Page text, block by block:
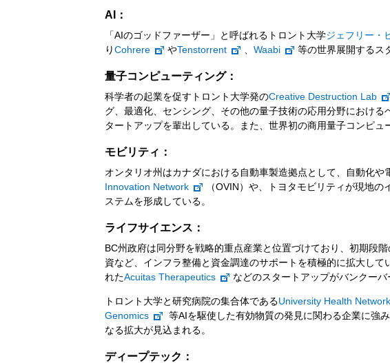
AI：
「AIのゴッドファーザー」と呼ばれるトロント大学ジェフリー・
りCohrere やTenstorrent Waabi 等の世界展開するス
量子コンピューティング：
科学者の起業を促すトロント大学発のCreative Destruction Lab
グ、最適化、センシング、その他の量子技術の応用分野におけ
タートアップを輩出している。また、世界初の商用量子コンピュ
モビリティ：
オンタリオ州はカナダにおける自動車製造拠点として、自動化
Innovation Network
（OVIN）や、トヨタモビリティが現地
ステムを形成している。
ライフサイエンス：
BC州政府は同分野を戦略的重点産業と位置づけており、初期段
資など、インフラ整備と資金調達のサポートを積極的に拡大して
れたAcuitas Therapeutics などのスタートアップがバンクーバ
トロント大学と研究病院の集合体であるUniversity Health Network
Genomics
等AIを駆使した有効物質の発見に関わる企業に強
なる拡大が見込まれる。
ディープテック：